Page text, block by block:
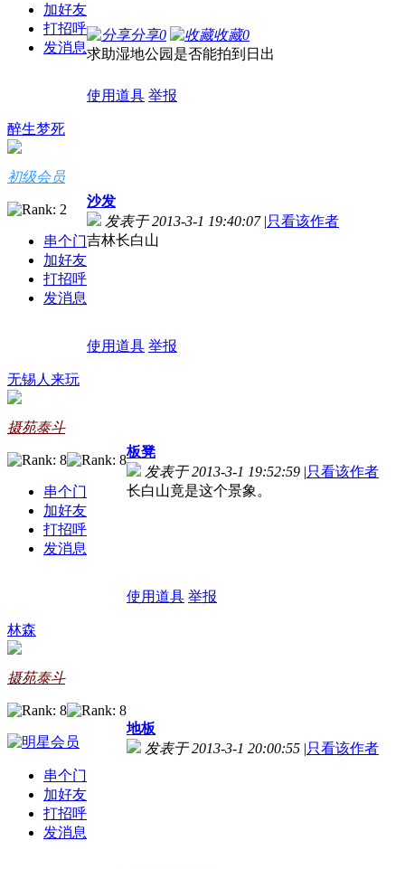
加好友
打招呼
发消息
分享0 收藏0
求助湿地公园是否能拍到日出
使用道具 举报
醉生梦死
初级会员
串个门
加好友
打招呼
发消息
沙发
发表于 2013-3-1 19:40:07 |只看该作者
吉林长白山
使用道具 举报
无锡人来玩
摄苑泰斗
串个门
加好友
打招呼
发消息
板凳
发表于 2013-3-1 19:52:59 |只看该作者
长白山竟是这个景象。
使用道具 举报
林森
摄苑泰斗
串个门
加好友
打招呼
发消息
地板
发表于 2013-3-1 20:00:55 |只看该作者